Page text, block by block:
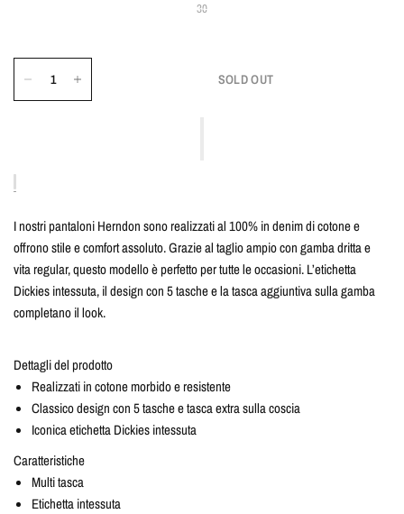
30
SOLD OUT
I nostri pantaloni Herndon sono realizzati al 100% in denim di cotone e
offrono stile e comfort assoluto. Grazie al taglio ampio con gamba dritta e
vita regular, questo modello è perfetto per tutte le occasioni. L’etichetta
Dickies intessuta, il design con 5 tasche e la tasca aggiuntiva sulla gamba
completano il look.
Dettagli del prodotto
Realizzati in cotone morbido e resistente
Classico design con 5 tasche e tasca extra sulla coscia
Iconica etichetta Dickies intessuta
Caratteristiche
Multi tasca
Etichetta intessuta